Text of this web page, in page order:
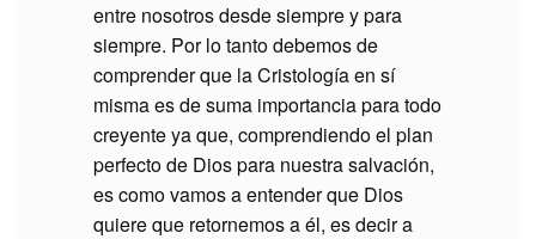
entre nosotros desde siempre y para
siempre. Por lo tanto debemos de
comprender que la Cristología en sí
misma es de suma importancia para todo
creyente ya que, comprendiendo el plan
perfecto de Dios para nuestra salvación,
es como vamos a entender que Dios
quiere que retornemos a él, es decir a